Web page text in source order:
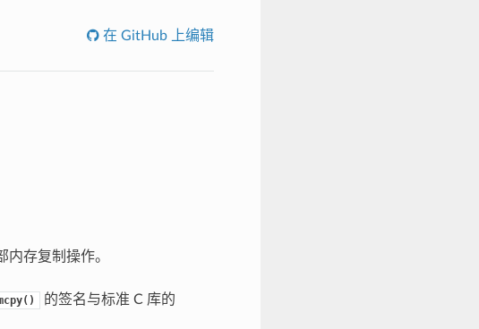
在 GitHub 上编辑
存复制操作。
的签名与标准 C 库的